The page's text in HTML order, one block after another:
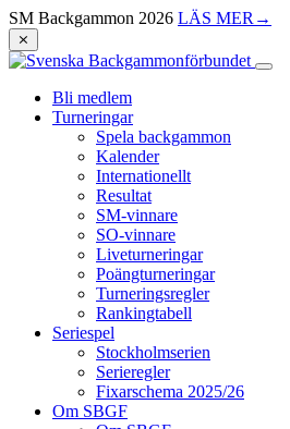
SM Backgammon 2026 LÄS MER →
⨯
Bli medlem
Turneringar
Spela backgammon
Kalender
Internationellt
Resultat
SM-vinnare
SO-vinnare
Liveturneringar
Poängturneringar
Turneringsregler
Rankingtabell
Seriespel
Stockholmserien
Serieregler
Fixarschema 2025/26
Om SBGF